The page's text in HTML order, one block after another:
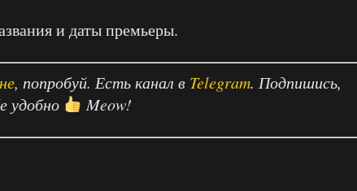
и даты премьеры.
, попробуй. Есть канал в Telegram. Подпишись,
удобно
Meow!